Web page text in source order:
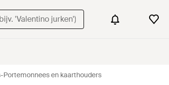
Portemonnees en kaarthouders